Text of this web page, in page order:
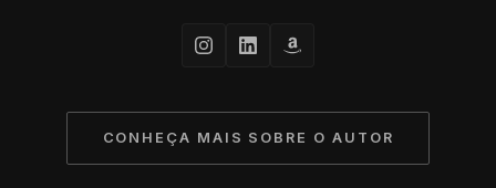
CONHEÇA MAIS SOBRE O AUTOR